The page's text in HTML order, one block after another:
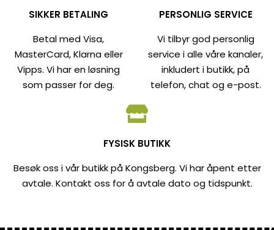
SIKKER BETALING
Betal med Visa,
MasterCard, Klarna eller
Vipps. Vi har en løsning
som passer for deg.
PERSONLIG SERVICE
Vi tilbyr god personlig
service i alle våre kanaler,
inkludert i butikk, på
telefon, chat og e-post.
FYSISK BUTIKK
Besøk oss i vår butikk på Kongsberg. Vi har åpent etter
avtale. Kontakt oss for å avtale dato og tidspunkt.